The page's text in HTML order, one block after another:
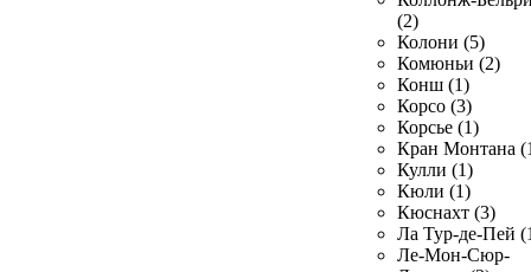
(2)
Колони (5)
Комюньи (2)
Конш (1)
Корсо (3)
Корсье (1)
Кран Монтана
Кулли (1)
Кюли (1)
Кюснахт (3)
Ла Тур-де-Пей
Ле-Мон-Сюр-